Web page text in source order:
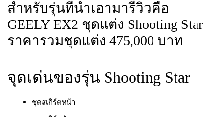
สำหรับรุ่นที่นำเอามารีวิวคือ
GEELY EX2 ชุดแต่ง Shooting Star
ราคารวมชุดแต่ง 475,000 บาท
จุดเด่นของรุ่น Shooting Star
ชุดสเกิร์ตหน้า